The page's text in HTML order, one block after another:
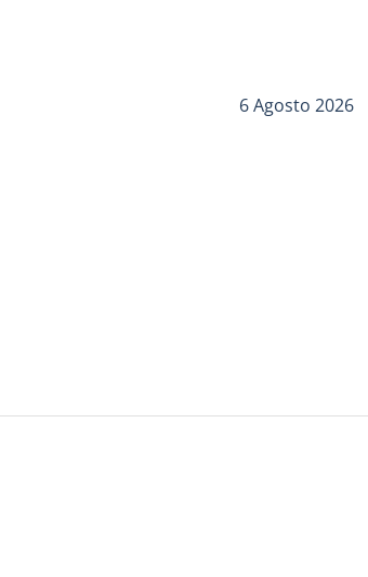
6 Agosto 2026